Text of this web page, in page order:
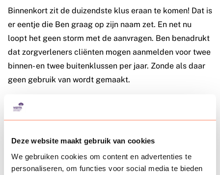
Deze website maakt gebruik van cookies
We gebruiken cookies om content en advertenties te
personaliseren, om functies voor social media te bieden
Binnenkort zit de duizendste klus eraan te komen! Dat is
er eentje die Ben graag op zijn naam zet. En net nu
loopt het geen storm met de aanvragen. Ben benadrukt
dat zorgverleners cliënten mogen aanmelden voor twee
binnen- en twee buitenklussen per jaar. Zonde als daar
geen gebruik van wordt gemaakt.
Dankzij Hart voor de Zorg én de inzet
van betrokken vrijwilligers zoals Ben,
Jet, Ton en Chris kan mevrouw Baart
elke dag met een gerust hart thuis
wonen. En dát maakt het verschil.